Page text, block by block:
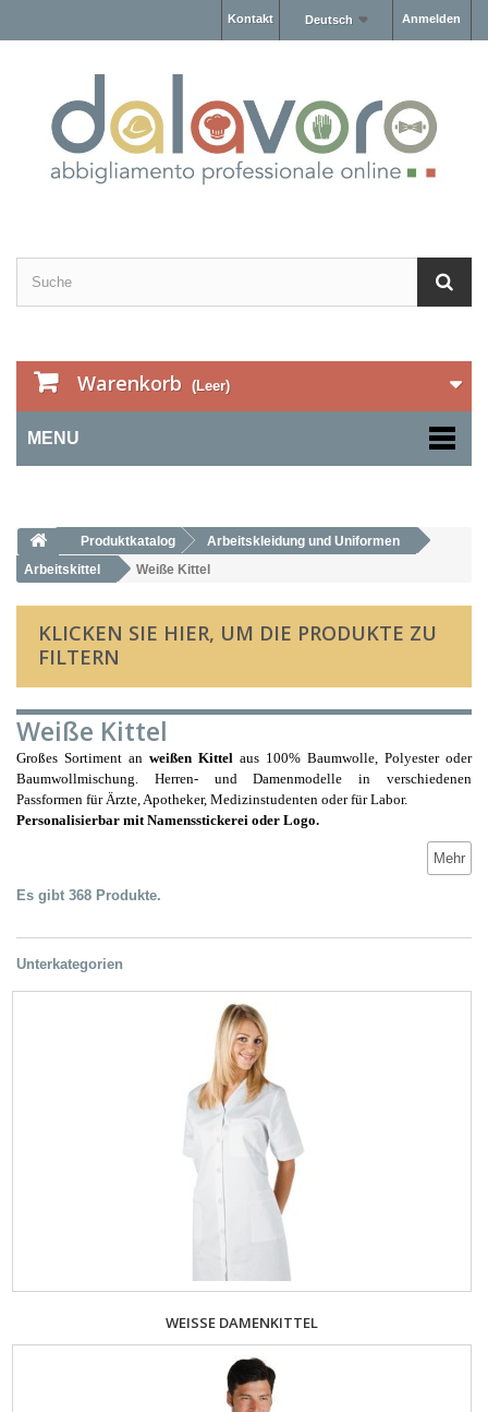
Anmelden
Deutsch
Kontakt
Warenkorb (Leer)
MENU
Produktkatalog
Arbeitskleidung und Uniformen
Arbeitskittel
Weiße Kittel
KLICKEN SIE HIER, UM DIE PRODUKTE ZU
FILTERN
Weiße Kittel
Großes Sortiment an weißen Kittel aus 100% Baumwolle, Polyester oder
Baumwollmischung. Herren- und Damenmodelle in verschiedenen
Passformen für Ärzte, Apotheker, Medizinstudenten oder für Labor.
Personalisierbar mit Namensstickerei oder Logo.
Mehr
Es gibt 368 Produkte.
Unterkategorien
WEISSE DAMENKITTEL